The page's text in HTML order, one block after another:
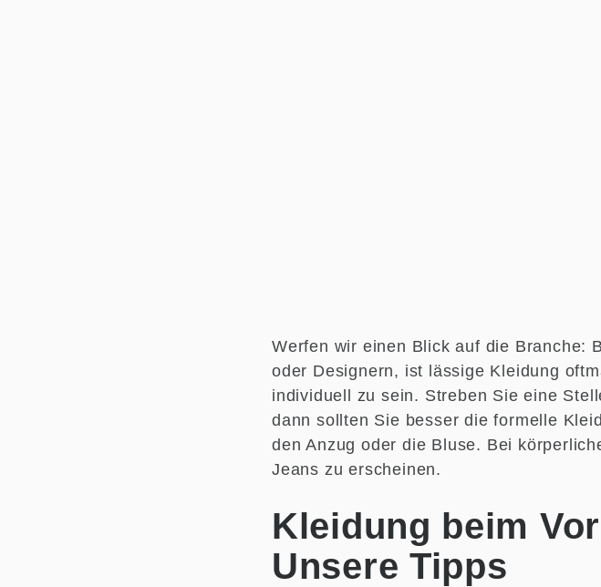
Werfen wir einen Blick auf die Branche:
oder Designern, ist lässige Kleidung
individuell zu sein. Streben Sie eine
dann sollten Sie besser die formelle
den Anzug oder die Bluse. Bei
Jeans zu erscheinen.
Kleidung beim
Unsere Tipps